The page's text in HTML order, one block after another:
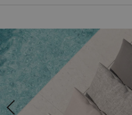
Zum
Ende
der
Bildgalerie
springen
Zum
Anfang
der
Bildgalerie
springen